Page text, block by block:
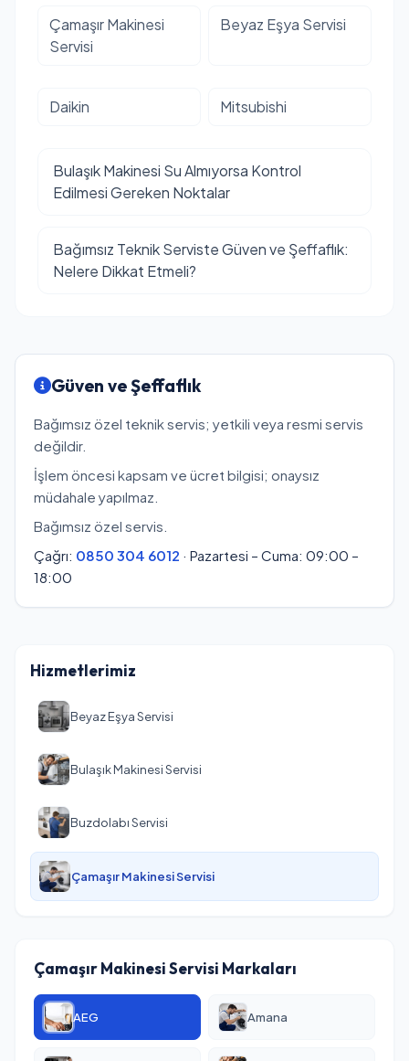
Çamaşır Makinesi
Servisi
Beyaz Eşya Servisi
Daikin Mitsubishi
Bulaşık Makinesi Su Almıyorsa Kontrol
Edilmesi Gereken Noktalar
Bağımsız Teknik Serviste Güven ve Şeffaflık:
Nelere Dikkat Etmeli?
Güven ve Şeffaflık
Bağımsız özel teknik servis; yetkili veya resmi servis
değildir.
İşlem öncesi kapsam ve ücret bilgisi; onaysız
müdahale yapılmaz.
Bağımsız özel servis.
Çağrı: 0850 304 6012 · Pazartesi – Cuma: 09:00 –
18:00
Hizmetlerimiz
Beyaz Eşya Servisi
Bulaşık Makinesi Servisi
Buzdolabı Servisi
Çamaşır Makinesi Servisi
Çamaşır Makinesi Servisi Markaları
AEG Amana